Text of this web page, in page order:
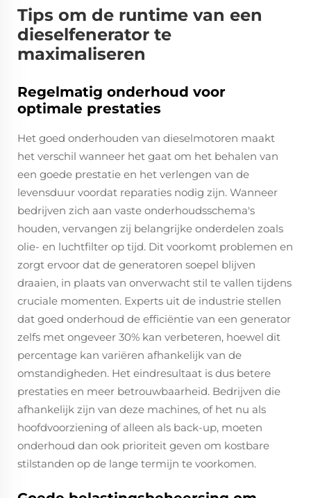
Tips om de runtime van een
dieselfenerator te
maximaliseren
Regelmatig onderhoud voor
optimale prestaties
Het goed onderhouden van dieselmotoren maakt
het verschil wanneer het gaat om het behalen van
een goede prestatie en het verlengen van de
levensduur voordat reparaties nodig zijn. Wanneer
bedrijven zich aan vaste onderhoudsschema's
houden, vervangen zij belangrijke onderdelen zoals
olie- en luchtfilter op tijd. Dit voorkomt problemen en
zorgt ervoor dat de generatoren soepel blijven
draaien, in plaats van onverwacht stil te vallen tijdens
cruciale momenten. Experts uit de industrie stellen
dat goed onderhoud de efficiëntie van een generator
zelfs met ongeveer 30% kan verbeteren, hoewel dit
percentage kan variëren afhankelijk van de
omstandigheden. Het eindresultaat is dus betere
prestaties en meer betrouwbaarheid. Bedrijven die
afhankelijk zijn van deze machines, of het nu als
hoofdvoorziening of alleen als back-up, moeten
onderhoud dan ook prioriteit geven om kostbare
stilstanden op de lange termijn te voorkomen.